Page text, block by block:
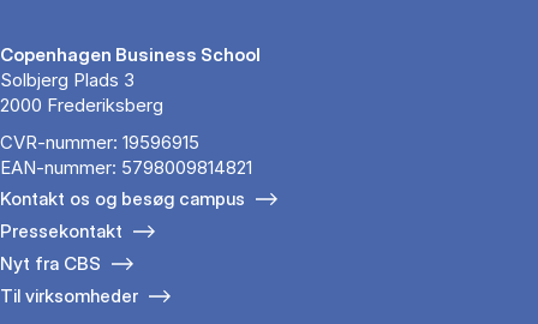
Copenhagen Business School
Solbjerg Plads 3
2000 Frederiksberg
CVR-nummer: 19596915
EAN-nummer: 5798009814821
Kontakt os og besøg campus
Pressekontakt
Nyt fra CBS
Til virksomheder